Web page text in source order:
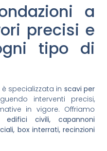
a
precisi e
tipo di
è specializzata in scavi per
interventi precisi,
in vigore. Offriamo
edifici civili, capannoni
box interrati, recinzioni